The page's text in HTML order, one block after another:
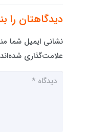
دیدگاهتان را
نشانی ایمیل شما
علامت‌گذاری شده‌اند